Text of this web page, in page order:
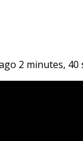
2 minutes, 40